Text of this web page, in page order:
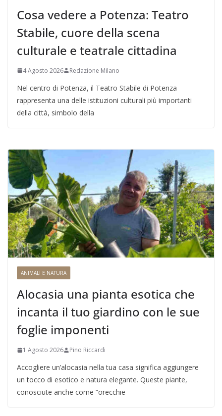
Cosa vedere a Potenza: Teatro
Stabile, cuore della scena
culturale e teatrale cittadina
4 Agosto 2026 Redazione Milano
Nel centro di Potenza, il Teatro Stabile di Potenza
rappresenta una delle istituzioni culturali più importanti
della città, simbolo della
ANIMALI E NATURA
Alocasia una pianta esotica che
incanta il tuo giardino con le sue
foglie imponenti
1 Agosto 2026 Pino Riccardi
Accogliere un’alocasia nella tua casa significa aggiungere
un tocco di esotico e natura elegante. Queste piante,
conosciute anche come “orecchie